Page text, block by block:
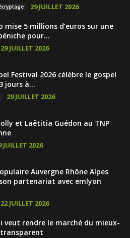
29 JUILLET 2026
mise 5 millions d’euros sur une
pour...
29 JUILLET 2026
Festival 2026 célèbre le gospel
jours à...
29 JUILLET 2026
et Laëtitia Guédon au TNP
JUILLET 2026
Auvergne Rhône Alpes
partenariat avec emlyon
22 JUILLET 2026
veut rendre le marché du mieux-